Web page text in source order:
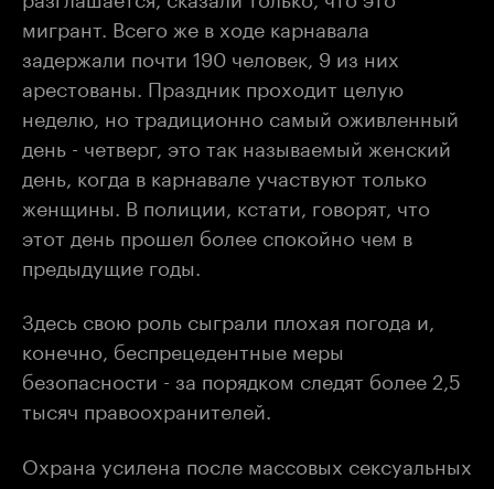
мигрант. Всего же в ходе карнавала
задержали почти 190 человек, 9 из них
арестованы. Праздник проходит целую
неделю, но традиционно самый оживленный
день - четверг, это так называемый женский
день, когда в карнавале участвуют только
женщины. В полиции, кстати, говорят, что
этот день прошел более спокойно чем в
предыдущие годы.
Здесь свою роль сыграли плохая погода и,
конечно, беспрецедентные меры
безопасности - за порядком следят более 2,5
тысяч правоохранителей.
Охрана усилена после массовых сексуальных